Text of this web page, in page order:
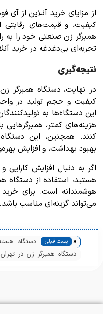
از مزایای خرید آنلاین از
کیفیت، و قیمت‌های رقابتی
همبرگر زن صنعتی خود را به
تجربه‌ای بی‌دغدغه در خرید
نتیجه‌گیری
در نهایت، دستگاه همبرگر
کیفیت و حجم تولید در
این دستگاه‌ها به
هزینه‌های کمتر،
کنند. همچنین، این
بهبود بهداشت، و افزایش
اگر به دنبال افزایش
هستید، استفاده از دستگاه
هوشمندانه است. برای
می‌تواند گزینه‌ای مناسب باشد.
« پست قبلی
دستگاه
مناسب
دستگاه همبرگر زن در